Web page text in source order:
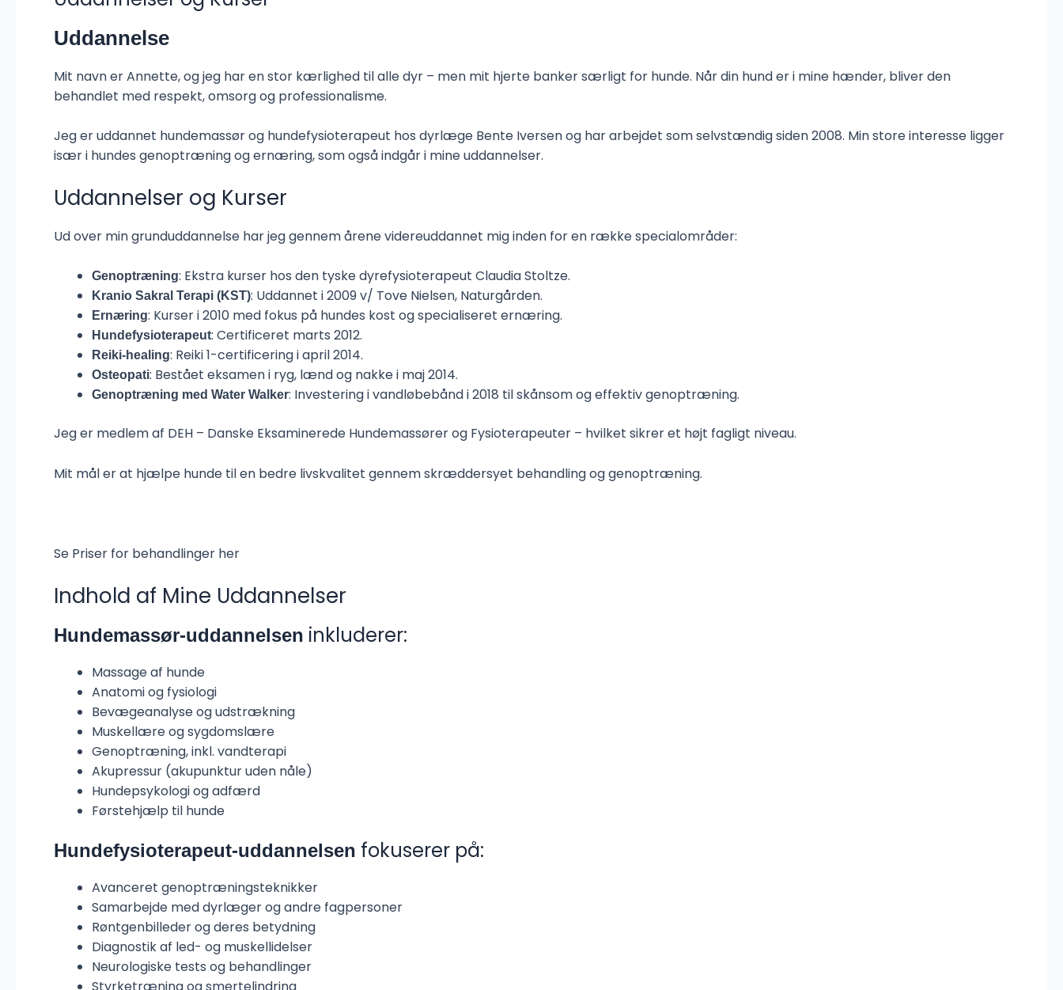
Uddannelse
Mit navn er Annette, og jeg har en stor kærlighed til alle dyr – men mit hjerte banker særligt for hunde. Når din hund er i mine hænder, bliver den
behandlet med respekt, omsorg og professionalisme.
Jeg er uddannet hundemassør og hundefysioterapeut hos dyrlæge Bente Iversen og har arbejdet som selvstændig siden 2008. Min store interesse ligger
især i hundes genoptræning og ernæring, som også indgår i mine uddannelser.
Uddannelser og Kurser
Ud over min grunduddannelse har jeg gennem årene videreuddannet mig inden for en række specialområder:
Genoptræning: Ekstra kurser hos den tyske dyrefysioterapeut Claudia Stoltze.
Kranio Sakral Terapi (KST): Uddannet i 2009 v/ Tove Nielsen, Naturgården.
Ernæring: Kurser i 2010 med fokus på hundes kost og specialiseret ernæring.
Hundefysioterapeut: Certificeret marts 2012.
Reiki-healing: Reiki 1-certificering i april 2014.
Osteopati: Bestået eksamen i ryg, lænd og nakke i maj 2014.
Genoptræning med Water Walker: Investering i vandløbebånd i 2018 til skånsom og effektiv genoptræning.
Jeg er medlem af DEH – Danske Eksaminerede Hundemassører og Fysioterapeuter – hvilket sikrer et højt fagligt niveau.
Mit mål er at hjælpe hunde til en bedre livskvalitet gennem skræddersyet behandling og genoptræning.
Se Priser for behandlinger her
Indhold af Mine Uddannelser
Hundemassør-uddannelsen inkluderer:
Massage af hunde
Anatomi og fysiologi
Bevægeanalyse og udstrækning
Muskellære og sygdomslære
Genoptræning, inkl. vandterapi
Akupressur (akupunktur uden nåle)
Hundepsykologi og adfærd
Førstehjælp til hunde
Hundefysioterapeut-uddannelsen fokuserer på:
Avanceret genoptræningsteknikker
Samarbejde med dyrlæger og andre fagpersoner
Røntgenbilleder og deres betydning
Diagnostik af led- og muskellidelser
Neurologiske tests og behandlinger
Styrketræning og smertelindring